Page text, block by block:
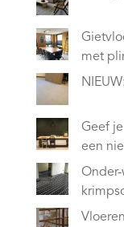
met
Geef
een